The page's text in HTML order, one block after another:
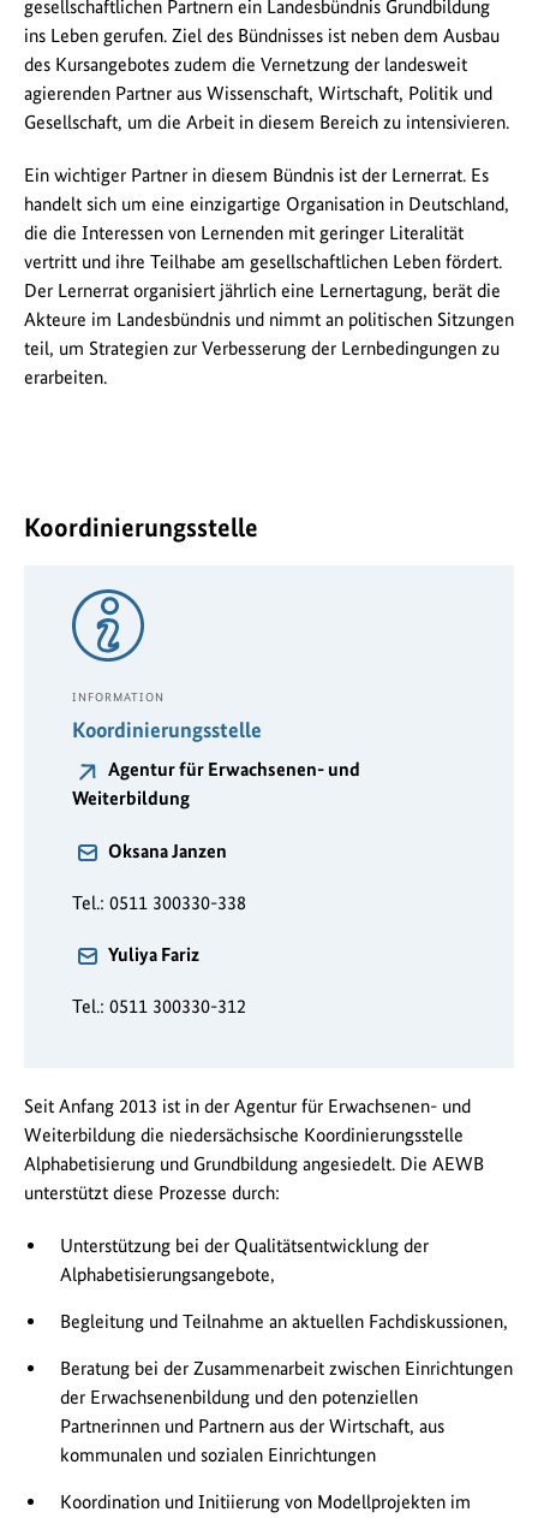
gesellschaftlichen Partnern ein Landesbündnis Grundbildung
ins Leben gerufen. Ziel des Bündnisses ist neben dem Ausbau
des Kursangebotes zudem die Vernetzung der landesweit
agierenden Partner aus Wissenschaft, Wirtschaft, Politik und
Gesellschaft, um die Arbeit in diesem Bereich zu intensivieren.
Ein wichtiger Partner in diesem Bündnis ist der Lernerrat. Es
handelt sich um eine einzigartige Organisation in Deutschland,
die die Interessen von Lernenden mit geringer Literalität
vertritt und ihre Teilhabe am gesellschaftlichen Leben fördert.
Der Lernerrat organisiert jährlich eine Lernertagung, berät die
Akteure im Landesbündnis und nimmt an politischen Sitzungen
teil, um Strategien zur Verbesserung der Lernbedingungen zu
erarbeiten.
Koordinierungsstelle
INFORMATION
Koordinierungsstelle
Agentur für Erwachsenen- und
Weiterbildung
Oksana Janzen
Tel.: 0511 300330-338
Yuliya Fariz
Tel.: 0511 300330-312
Seit Anfang 2013 ist in der Agentur für Erwachsenen- und
Weiterbildung die niedersächsische Koordinierungsstelle
Alphabetisierung und Grundbildung angesiedelt. Die AEWB
unterstützt diese Prozesse durch:
Unterstützung bei der Qualitätsentwicklung der
Alphabetisierungsangebote,
Begleitung und Teilnahme an aktuellen Fachdiskussionen,
Beratung bei der Zusammenarbeit zwischen Einrichtungen
der Erwachsenenbildung und den potenziellen
Partnerinnen und Partnern aus der Wirtschaft, aus
kommunalen und sozialen Einrichtungen
Koordination und Initiierung von Modellprojekten im